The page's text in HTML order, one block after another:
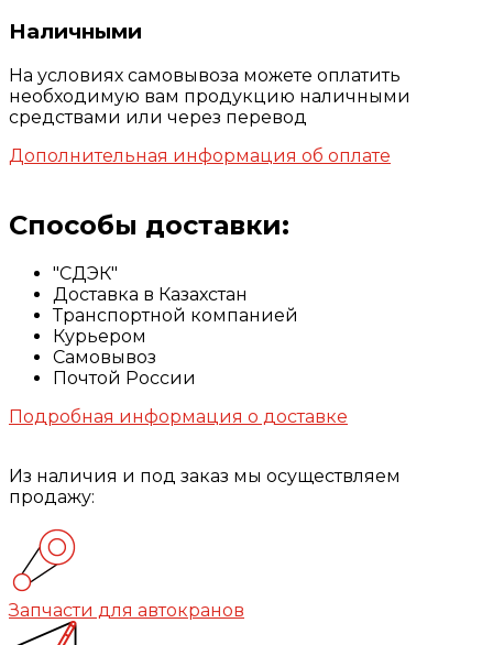
Наличными
На условиях самовывоза можете оплатить
необходимую вам продукцию наличными
средствами или через перевод
Дополнительная информация об оплате
Способы доставки:
"СДЭК"
Доставка в Казахстан
Транспортной компанией
Курьером
Самовывоз
Почтой России
Подробная информация о доставке
Из наличия и под заказ мы осуществляем
продажу:
Запчасти для автокранов